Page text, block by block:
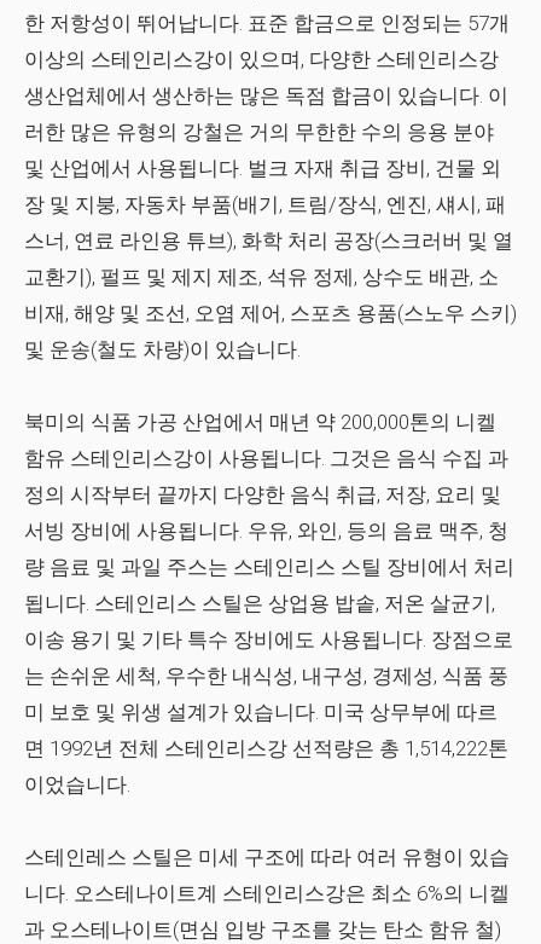
한 저항성이 뛰어납니다. 표준 합금으로 인정되는 57개
이상의 스테인리스강이 있으며, 다양한 스테인리스강
생산업체에서 생산하는 많은 독점 합금이 있습니다. 이
러한 많은 유형의 강철은 거의 무한한 수의 응용 분야
및 산업에서 사용됩니다. 벌크 자재 취급 장비, 건물 외
장 및 지붕, 자동차 부품(배기, 트림/장식, 엔진, 섀시, 패
스너, 연료 라인용 튜브), 화학 처리 공장(스크러버 및 열
교환기), 펄프 및 제지 제조, 석유 정제, 상수도 배관, 소
비재, 해양 및 조선, 오염 제어, 스포츠 용품(스노우 스키)
및 운송(철도 차량)이 있습니다.
북미의 식품 가공 산업에서 매년 약 200,000톤의 니켈
함유 스테인리스강이 사용됩니다. 그것은 음식 수집 과
정의 시작부터 끝까지 다양한 음식 취급, 저장, 요리 및
서빙 장비에 사용됩니다. 우유, 와인, 등의 음료 맥주, 청
량 음료 및 과일 주스는 스테인리스 스틸 장비에서 처리
됩니다. 스테인리스 스틸은 상업용 밥솥, 저온 살균기,
이송 용기 및 기타 특수 장비에도 사용됩니다. 장점으로
는 손쉬운 세척, 우수한 내식성, 내구성, 경제성, 식품 풍
미 보호 및 위생 설계가 있습니다. 미국 상무부에 따르
면 1992년 전체 스테인리스강 선적량은 총 1,514,222톤
이었습니다.
스테인레스 스틸은 미세 구조에 따라 여러 유형이 있습
니다. 오스테나이트계 스테인리스강은 최소 6%의 니켈
과 오스테나이트(면심 입방 구조를 갖는 탄소 함유 철)